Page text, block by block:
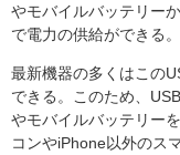
やモバイルバッテリー
で電力の供給ができる。
最新機器の多くはこの
できる。このため、
やモバイルバッテリー
コンやiPhone以外のス